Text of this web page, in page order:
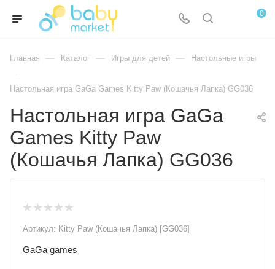
0
Главная — Каталог — Игры для детей — Настольные игры
—
Настольная игра GaGa Games Kitty Paw (Кошачья Лапка) GG036
Настольная игра GaGa
Games Kitty Paw
(Кошачья Лапка) GG036
Артикул: Kitty Paw (Кошачья Лапка) [GG036]
GaGa games